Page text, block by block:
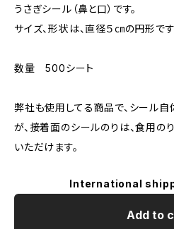
うさぎシール（鼻と口）です。
サイズ、形状は、直径５㎝の円形です
数量 500シート
弊社も使用してる商品で、シール自
が、接着面のシールのりは、食用の
いただけます。
International
Add to